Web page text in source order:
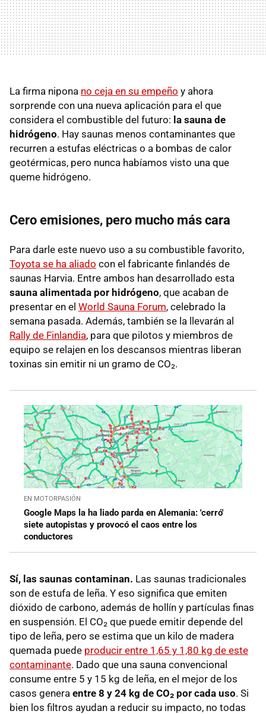
La firma nipona no ceja en su empeño y ahora
sorprende con una nueva aplicación para el que
considera el combustible del futuro: la sauna de
hidrógeno. Hay saunas menos contaminantes que
recurren a estufas eléctricas o a bombas de calor
geotérmicas, pero nunca habíamos visto una que
queme hidrógeno.
Cero emisiones, pero mucho más cara
Para darle este nuevo uso a su combustible favorito,
Toyota se ha aliado con el fabricante finlandés de
saunas Harvia. Entre ambos han desarrollado esta
sauna alimentada por hidrógeno, que acaban de
presentar en el World Sauna Forum, celebrado la
semana pasada. Además, también se la llevarán al
Rally de Finlandia, para que pilotos y miembros de
equipo se relajen en los descansos mientras liberan
toxinas sin emitir ni un gramo de CO₂.
EN MOTORPASIÓN
Google Maps la ha liado parda en Alemania: 'cerró'
siete autopistas y provocó el caos entre los
conductores
Sí, las saunas contaminan. Las saunas tradicionales
son de estufa de leña. Y eso significa que emiten
dióxido de carbono, además de hollín y partículas finas
en suspensión. El CO₂ que puede emitir depende del
tipo de leña, pero se estima que un kilo de madera
quemada puede producir entre 1,65 y 1,80 kg de este
contaminante. Dado que una sauna convencional
consume entre 5 y 15 kg de leña, en el mejor de los
casos genera entre 8 y 24 kg de CO₂ por cada uso. Si
bien los filtros ayudan a reducir su impacto, no todas